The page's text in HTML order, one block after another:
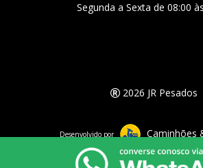
Segunda a Sexta de 08:00
2026 JR Pesados
Desenvolvido por Caminhões